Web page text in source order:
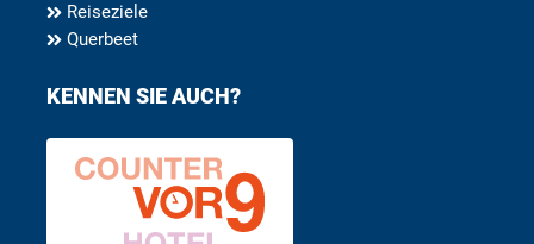
Reiseziele
Querbeet
KENNEN SIE AUCH?